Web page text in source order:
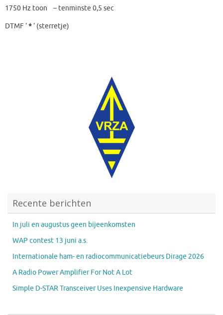
1750 Hz toon – tenminste 0,5 sec
DTMF ‘* ‘ (sterretje)
Recente berichten
In juli en augustus geen bijeenkomsten
WAP contest 13 juni a.s.
Internationale ham- en radiocommunicatiebeurs Dirage 2026
A Radio Power Amplifier For Not A Lot
Simple D-STAR Transceiver Uses Inexpensive Hardware